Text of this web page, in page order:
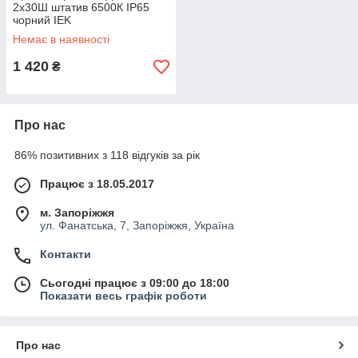
2х30Ш штатив 6500К IP65
чорний IEK
Немає в наявності
1 420 ₴
Про нас
86% позитивних з 118 відгуків за рік
Працює з 18.05.2017
м. Запоріжжя
ул. Фанатська, 7, Запоріжжя, Україна
Контакти
Сьогодні працює з 09:00 до 18:00
Показати весь графік роботи
Про нас